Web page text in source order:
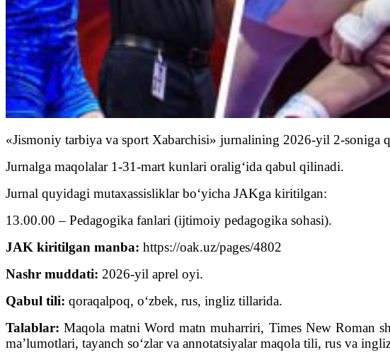
«Jismoniy tarbiya va sport Xabarchisi» jurnalining 2026-yil 2-soniga
Jurnalga maqolalar 1-31-mart kunlari oralig‘ida qabul qilinadi.
Jurnal quyidagi mutaxassisliklar bo‘yicha JAKga kiritilgan:
13.00.00 – Pedagogika fanlari (ijtimoiy pedagogika sohasi).
JAK kiritilgan manba: https://oak.uz/pages/4802
Nashr muddati: 2026-yil aprel oyi.
Qabul tili: qoraqalpoq, o‘zbek, rus, ingliz tillarida.
Talablar: Maqola matni Word matn muharriri, Times New Roman
ma’lumotlari, tayanch so‘zlar va annotatsiyalar maqola tili, rus va